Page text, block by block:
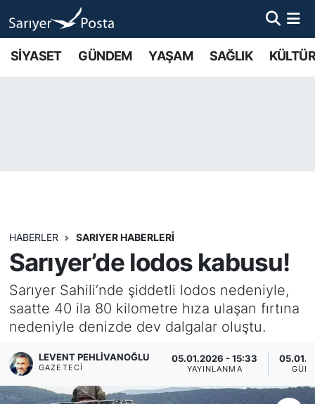
SİYASET GÜNDEM YAŞAM SAĞLIK
HABERLER SARIYER HABERLERİ
Sarıyer’de lodos kabusu!
Sarıyer Sahili’nde şiddetli lodos nedeniyle,
saatte 40 ila 80 kilometre hıza ulaşan fırtına
nedeniyle denizde dev dalgalar oluştu.
LEVENT PEHLIVANOĞLU
GAZETECI
05.01.2026 - 15:33
YAYINLANMA
AKTUEL
FOTO GALERİ
GÜNCEL HABERLER
GÜNDEM
İstanbul Nöbetçi Eczaneler
Tüm Manşetler
Son Dakika Haberleri
Haber Arşivi